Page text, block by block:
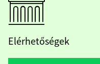
Elérhetőségek